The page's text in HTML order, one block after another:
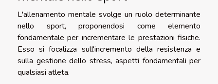
L'allenamento mentale svolge un ruolo determinante
nello sport, proponendosi come elemento
fondamentale per incrementare le prestazioni fisiche.
Esso si focalizza sull'incremento della resistenza e
sulla gestione dello stress, aspetti fondamentali per
qualsiasi atleta.